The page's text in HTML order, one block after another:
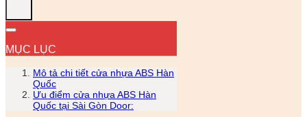
MỤC LỤC
Mô tả chi tiết cửa nhựa ABS Hàn
Quốc
Ưu điểm cửa nhựa ABS Hàn
Quốc tại Sài Gòn Door: